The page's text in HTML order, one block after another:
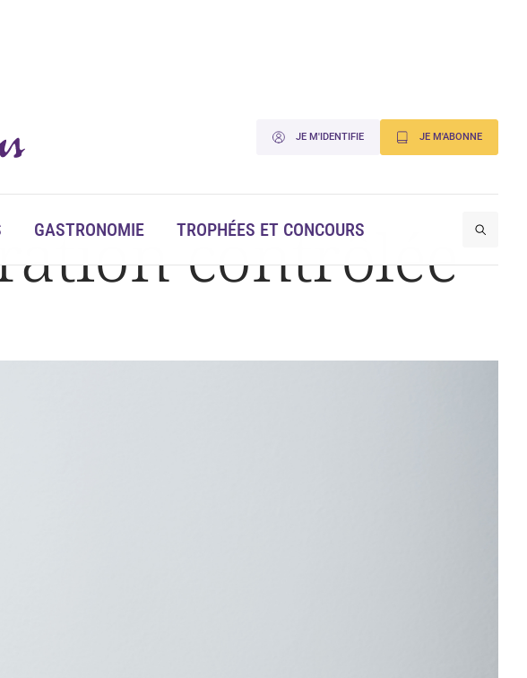
JE M'IDENTIFIE JE M'ABONNE
GASTRONOMIE TROPHÉES ET CONCOURS
contrôlée